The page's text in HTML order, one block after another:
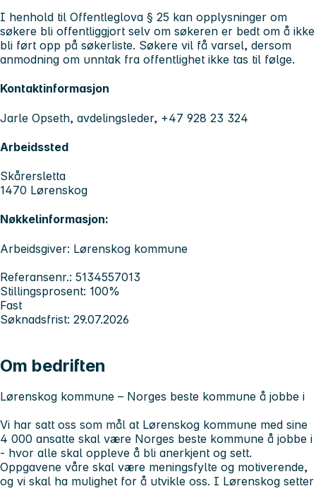
I henhold til Offentleglova § 25 kan opplysninger om
søkere bli offentliggjort selv om søkeren er bedt om å ikke
bli ført opp på søkerliste. Søkere vil få varsel, dersom
anmodning om unntak fra offentlighet ikke tas til følge.
Kontaktinformasjon
Jarle Opseth, avdelingsleder, +47 928 23 324
Arbeidssted
Skårersletta
1470 Lørenskog
Nøkkelinformasjon:
Arbeidsgiver: Lørenskog kommune
Referansenr.: 5134557013
Stillingsprosent: 100%
Fast
Søknadsfrist: 29.07.2026
Om bedriften
Lørenskog kommune – Norges beste kommune å jobbe i
Vi har satt oss som mål at Lørenskog kommune med sine
4 000 ansatte skal være Norges beste kommune å jobbe i
- hvor alle skal oppleve å bli anerkjent og sett.
Oppgavene våre skal være meningsfylte og motiverende,
og vi skal ha mulighet for å utvikle oss. I Lørenskog setter